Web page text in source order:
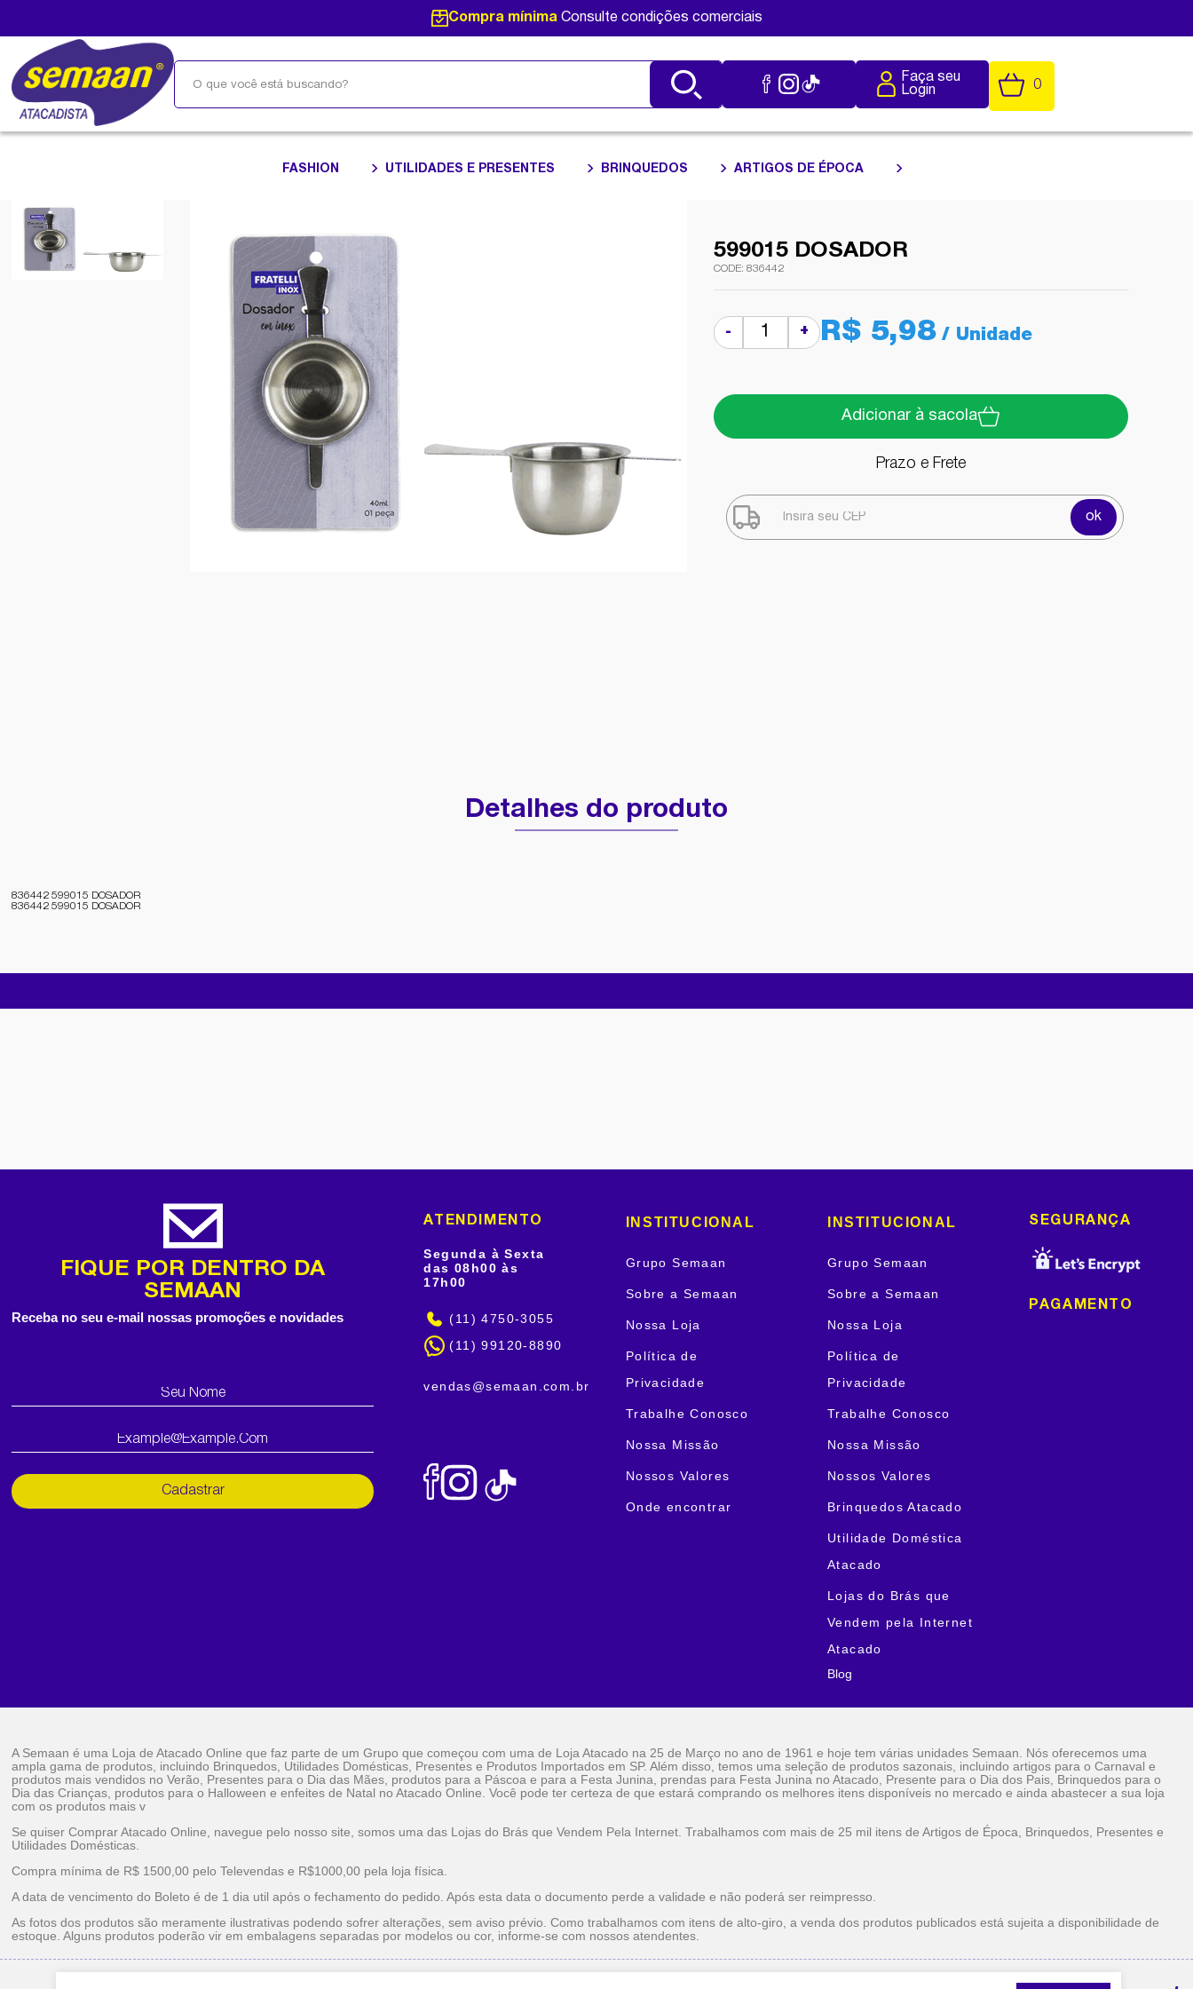
Compra mínimaConsulte condições comerciais
Faça seu
Login
0
FASHION UTILIDADES E PRESENTES BRINQUEDOS ARTIGOS DE ÉPOCA
599015 DOSADOR
836442
- + R$ 5,98
Adicionar à sacola
Prazo e Frete
ok
Detalhes do produto
836442 599015 DOSADOR
836442 599015 DOSADOR
FIQUE POR DENTRO DA
SEMAAN
Receba no seu e-mail nossas promoções e novidades
Cadastrar
ATENDIMENTO
Segunda à Sexta
das 08h00 às
17h00
(11) 4750-3055
(11) 99120-8890
vendas@semaan.com.br
INSTITUCIONAL
Grupo Semaan
Sobre a Semaan
Nossa Loja
Política de
Privacidade
Trabalhe Conosco
Nossa Missão
Nossos Valores
Onde encontrar
INSTITUCIONAL
Grupo Semaan
Sobre a Semaan
Nossa Loja
Política de
Privacidade
Trabalhe Conosco
Nossa Missão
Nossos Valores
Brinquedos Atacado
Utilidade Doméstica
Atacado
Lojas do Brás que
Vendem pela Internet
Atacado
Blog
SEGURANÇA
PAGAMENTO
A Semaan é uma Loja de Atacado Online que faz parte de um Grupo que começou com uma de Loja Atacado na 25 de Março no ano de 1961 e hoje tem várias unidades Semaan. Nós oferecemos uma
ampla gama de produtos, incluindo Brinquedos, Utilidades Domésticas, Presentes e Produtos Importados em SP. Além disso, temos uma seleção de produtos sazonais, incluindo artigos para o Carnaval e
produtos mais vendidos no Verão, Presentes para o Dia das Mães, produtos para a Páscoa e para a Festa Junina, prendas para Festa Junina no Atacado, Presente para o Dia dos Pais, Brinquedos para o
Dia das Crianças, produtos para o Halloween e enfeites de Natal no Atacado Online. Você pode ter certeza de que estará comprando os melhores itens disponíveis no mercado e ainda abastecer a sua loja
com os produtos mais v
Se quiser Comprar Atacado Online, navegue pelo nosso site, somos uma das Lojas do Brás que Vendem Pela Internet. Trabalhamos com mais de 25 mil itens de Artigos de Época, Brinquedos, Presentes e
Utilidades Domésticas.
Compra mínima de R$ 1500,00 pelo Televendas e R$1000,00 pela loja física.
A data de vencimento do Boleto é de 1 dia util após o fechamento do pedido. Após esta data o documento perde a validade e não poderá ser reimpresso.
As fotos dos produtos são meramente ilustrativas podendo sofrer alterações, sem aviso prévio. Como trabalhamos com itens de alto-giro, a venda dos produtos publicados está sujeita a disponibilidade de
estoque. Alguns produtos poderão vir em embalagens separadas por modelos ou cor, informe-se com nossos atendentes.